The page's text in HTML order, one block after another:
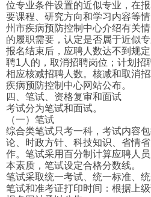
位专业条件设置的近似专业，在
要课程、研究方向和学习内容等
州市疾病预防控制中心介绍有关
的履职需要，认定是否属于近似专
报名结束后，应聘人数达不到规
聘1人的，取消招聘岗位；计划招
相应核减招聘人数。核减和取消
疾病预防控制中心网站公布。
四、笔试、资格复审和面试
考试分为笔试和面试。
（一）笔试
综合类笔试只考一科，考试内容
论、时政方针、科技知识、省情
作。笔试采用百分制计算应聘人
本素质，笔试设定合格分数线。
笔试采取统一考试、统一标准、统
笔试和准考证打印时间：根据上